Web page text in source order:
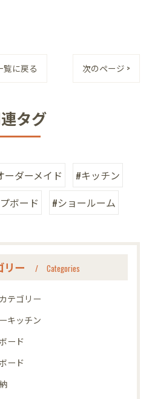
覧に戻る 次のページ >
タグ
ーダーメイド
#キッチン
ボード #ショールーム
リー Categories
テゴリー
キッチン
ード
ード